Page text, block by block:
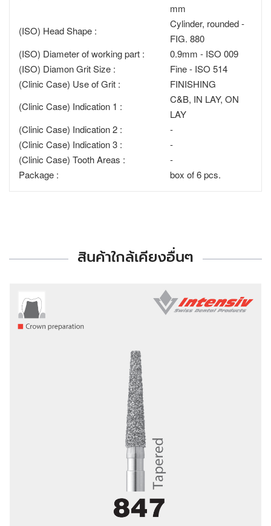
mm
(ISO) Head Shape :
Cylinder, rounded -
FIG. 880
(ISO) Diameter of working part :
0.9mm - ISO 009
(ISO) Diamon Grit Size :
Fine - ISO 514
(Clinic Case) Use of Grit :
FINISHING
(Clinic Case) Indication 1 :
C&B, IN LAY, ON
LAY
(Clinic Case) Indication 2 :
-
(Clinic Case) Indication 3 :
-
(Clinic Case) Tooth Areas :
-
Package :
box of 6 pcs.
สินค้าใกล้เคียงอื่นๆ